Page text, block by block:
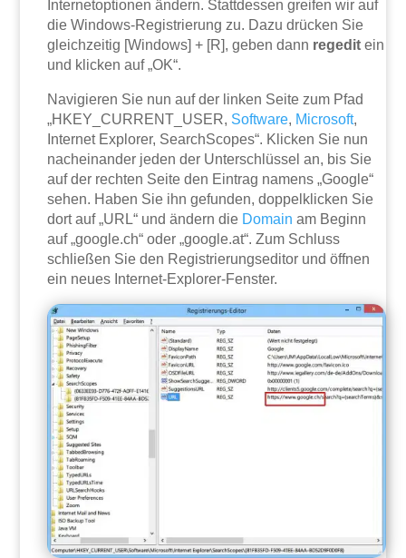
Internetoptionen ändern. Stattdessen greifen wir auf
die Windows-Registrierung zu. Dazu drücken Sie
gleichzeitig [Windows] + [R], geben dann regedit ein
und klicken auf „OK“.
Navigieren Sie nun auf der linken Seite zum Pfad
„HKEY_CURRENT_USER, Software, Microsoft,
Internet Explorer, SearchScopes“. Klicken Sie nun
nacheinander jeden der Unterschlüssel an, bis Sie
auf der rechten Seite den Eintrag namens „Google“
sehen. Haben Sie ihn gefunden, doppelklicken Sie
dort auf „URL“ und ändern die Domain am Beginn
auf „google.ch“ oder „google.at“. Zum Schluss
schließen Sie den Registrierungseditor und öffnen
ein neues Internet-Explorer-Fenster.